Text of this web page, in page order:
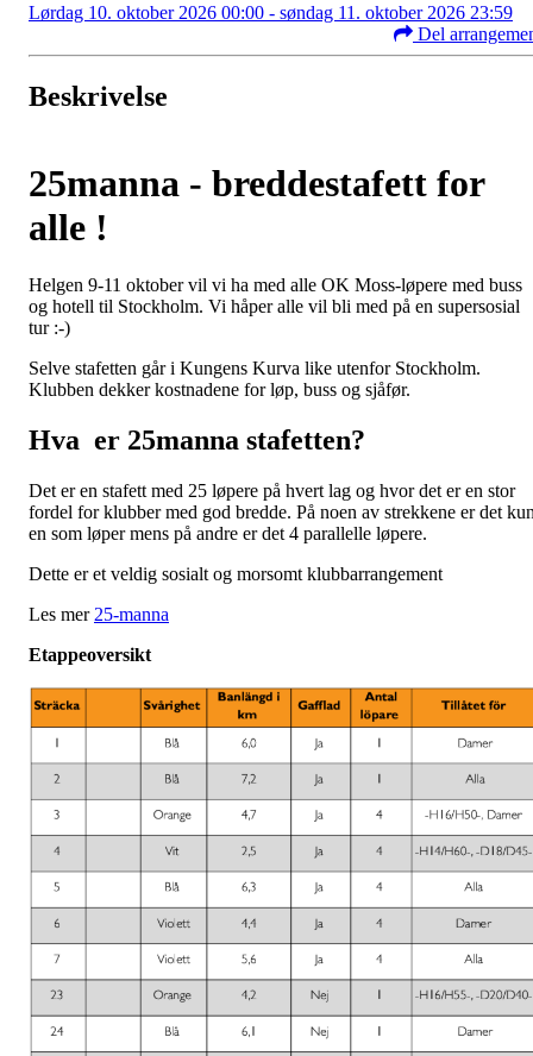
Lørdag 10. oktober 2026 00:00 - søndag 11. oktober 2026 23:59
Del
Beskrivelse
25manna - breddestafett for
alle !
Helgen 9-11 oktober vil vi ha med alle OK Moss-løpere med buss
og hotell til Stockholm. Vi håper alle vil bli med på en supersosial
tur :-)
Selve stafetten går i Kungens Kurva like utenfor Stockholm.
Klubben dekker kostnadene for løp, buss og sjåfør.
Hva er 25manna stafetten?
Det er en stafett med 25 løpere på hvert lag og hvor det er en stor
fordel for klubber med god bredde. På noen av strekkene er det
en som løper mens på andre er det 4 parallelle løpere.
Dette er et veldig sosialt og morsomt klubbarrangement
Les mer 25-manna
Etappeoversikt